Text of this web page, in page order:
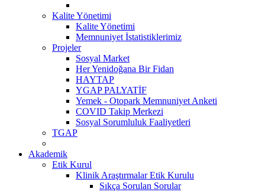
Kalite Yönetimi
Kalite Yönetimi
Memnuniyet İstatistiklerimiz
Projeler
Sosyal Market
Her Yenidoğana Bir Fidan
HAYTAP
YGAP PALYATİF
Yemek - Otopark Memnuniyet Anketi
COVID Takip Merkezi
Sosyal Sorumluluk Faaliyetleri
TGAP
Akademik
Etik Kurul
Klinik Araştırmalar Etik Kurulu
Sıkça Sorulan Sorular